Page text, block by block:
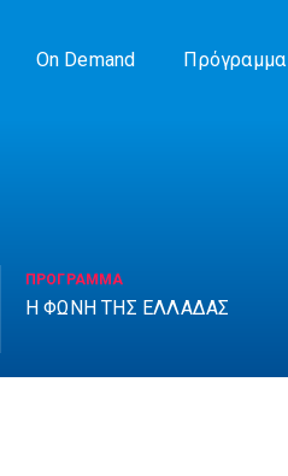
On Demand Πρόγραμμα
ΠΡΟΓΡΑΜΜΑ
Η ΦΩΝΗ ΤΗΣ ΕΛΛΑΔΑΣ